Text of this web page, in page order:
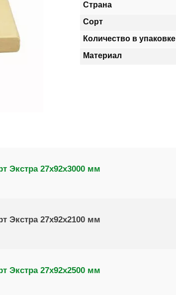
Страна
Сорт
Количество в упаковке
Материал
Экстра 27х92х3000 мм
Экстра 27х92х2100 мм
Экстра 27х92х2500 мм